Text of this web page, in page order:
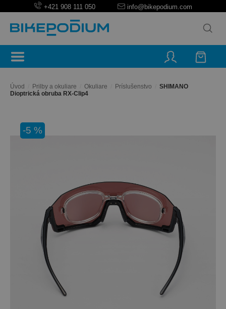
+421 908 111 050 info@bikepodium.com
Úvod Prilby a okuliare Okuliare Príslušenstvo
SHIMANO
Dioptrická obruba RX-Clip4
-5 %